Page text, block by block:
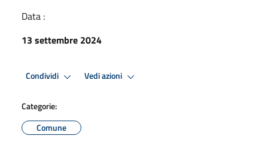
Data :
13 settembre 2024
Condividi Vedi azioni
Categorie:
Comune